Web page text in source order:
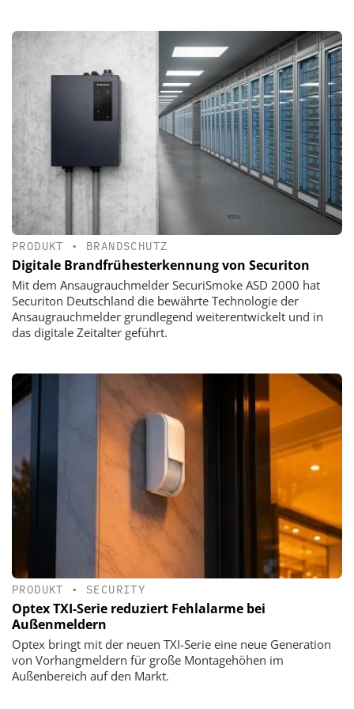
PRODUKT • BRANDSCHUTZ
Digitale Brandfrühesterkennung von Securiton
Mit dem Ansaugrauchmelder SecuriSmoke ASD 2000 hat
Securiton Deutschland die bewährte Technologie der
Ansaugrauchmelder grundlegend weiterentwickelt und in
das digitale Zeitalter geführt.
PRODUKT • SECURITY
Optex TXI-Serie reduziert Fehlalarme bei
Außenmeldern
Optex bringt mit der neuen TXI-Serie eine neue Generation
von Vorhangmeldern für große Montagehöhen im
Außenbereich auf den Markt.